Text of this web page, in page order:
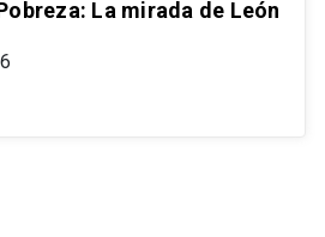
La mirada de León